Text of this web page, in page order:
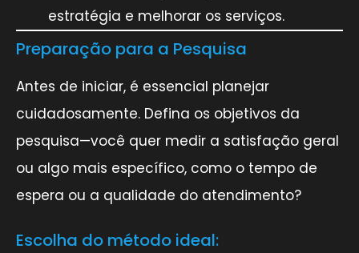
estratégia e melhorar os serviços.
Preparação para a Pesquisa
Antes de iniciar, é essencial planejar
cuidadosamente. Defina os objetivos da
pesquisa—você quer medir a satisfação geral
ou algo mais específico, como o tempo de
espera ou a qualidade do atendimento?
Escolha do método ideal: